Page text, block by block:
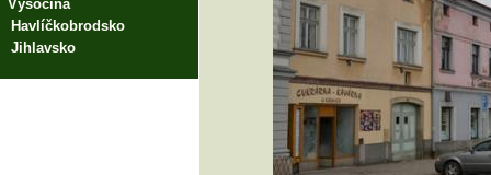
Vysočina
Havlíčkobrodsko
Jihlavsko